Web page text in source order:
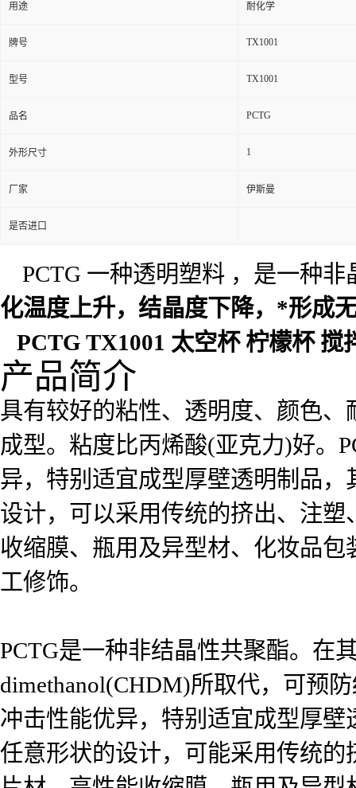
用途 耐化学
牌号 TX1001
型号 TX1001
品名 PCTG
外形尺寸 1
厂家 伊斯曼
是否进口
PCTG 一种透明塑料 ，是一种非
化温度上升，结晶度下降，*形成
PCTG TX1001 太空杯 柠檬杯 搅
产品简介
具有较好的粘性、透明度、颜色
成型。粘度比丙烯酸(亚克力)好。
异，特别适宜成型厚壁透明制品
设计，可以采用传统的挤出、注
收缩膜、瓶用及异型材、化妆品
工修饰。
PCTG是一种非结晶性共聚酯。在
dimethanol(CHDM)所取代，可预
冲击性能优异，特别适宜成型厚
任意形状的设计，可能采用传统